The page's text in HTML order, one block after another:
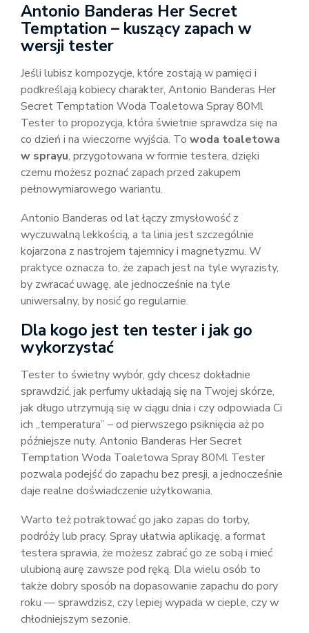
Antonio Banderas Her Secret
Temptation – kuszący zapach w
wersji tester
Jeśli lubisz kompozycje, które zostają w pamięci i
podkreślają kobiecy charakter, Antonio Banderas Her
Secret Temptation Woda Toaletowa Spray 80Ml
Tester to propozycja, która świetnie sprawdza się na
co dzień i na wieczorne wyjścia. To woda toaletowa
w sprayu, przygotowana w formie testera, dzięki
czemu możesz poznać zapach przed zakupem
pełnowymiarowego wariantu.
Antonio Banderas od lat łączy zmysłowość z
wyczuwalną lekkością, a ta linia jest szczególnie
kojarzona z nastrojem tajemnicy i magnetyzmu. W
praktyce oznacza to, że zapach jest na tyle wyrazisty,
by zwracać uwagę, ale jednocześnie na tyle
uniwersalny, by nosić go regularnie.
Dla kogo jest ten tester i jak go
wykorzystać
Tester to świetny wybór, gdy chcesz dokładnie
sprawdzić, jak perfumy układają się na Twojej skórze,
jak długo utrzymują się w ciągu dnia i czy odpowiada Ci
ich „temperatura” – od pierwszego psiknięcia aż po
późniejsze nuty. Antonio Banderas Her Secret
Temptation Woda Toaletowa Spray 80Ml Tester
pozwala podejść do zapachu bez presji, a jednocześnie
daje realne doświadczenie użytkowania.
Warto też potraktować go jako zapas do torby,
podróży lub pracy. Spray ułatwia aplikację, a format
testera sprawia, że możesz zabrać go ze sobą i mieć
ulubioną aurę zawsze pod ręką. Dla wielu osób to
także dobry sposób na dopasowanie zapachu do pory
roku — sprawdzisz, czy lepiej wypada w cieple, czy w
chłodniejszym sezonie.